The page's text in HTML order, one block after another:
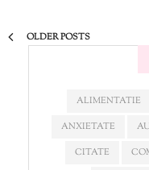
OLDER POSTS
ALIMENTATIE
ANXIETATE
CITATE